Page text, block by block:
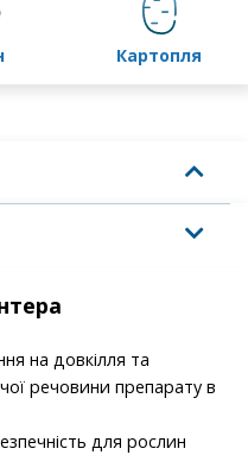
картопля
на довкілля та
речовини препарату в
для рослин